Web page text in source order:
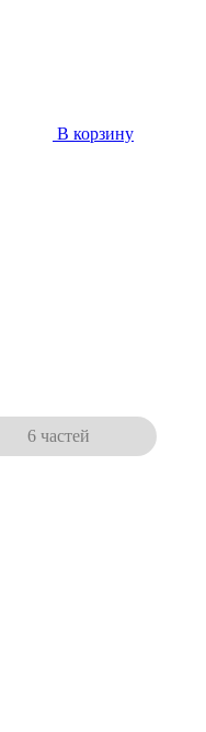
В корзину
6 частей